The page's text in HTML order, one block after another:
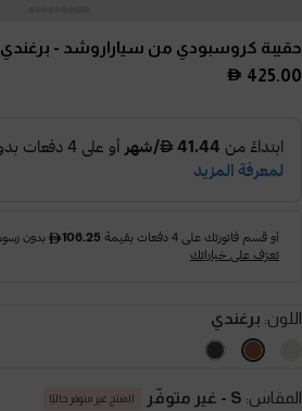
حقيبة كروسبودي من سياراروشد - برغندي
425.00
اللون: برغندي
المقاس: S - غير متوفّر المنتج غير متوفر حاليًا